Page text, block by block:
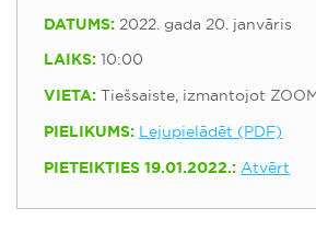
DATUMS: 2022. gada 20. janvāris
LAIKS: 10:00
VIETA: Tiešsaiste, izmantojot
PIELIKUMS: Lejupielādēt (PDF)
PIETEIKTIES 19.01.2022.: Atvērt